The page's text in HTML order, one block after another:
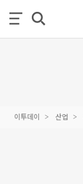
이투데이 산업